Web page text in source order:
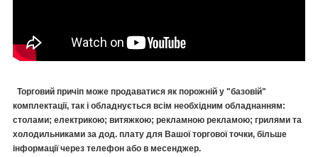
Торговий причіп може продаватися як порожній у "базовій"
комплектації, так і обладнується всім необхідним обладнанням:
столами; електрикою; витяжкою; рекламною рекламою; грилями та
холодильниками за дод. плату для Вашої торгової точки, більше
інформації через телефон або в месенджер.